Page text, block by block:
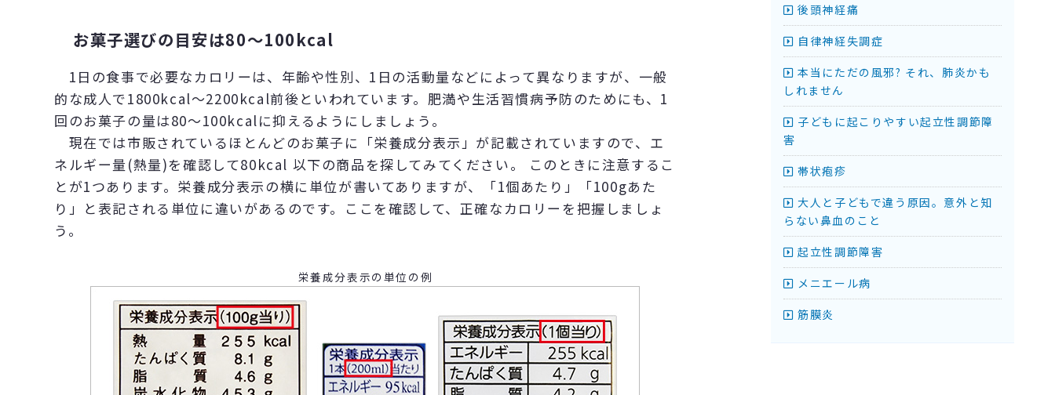
お菓子選びの目安は80～100kcal
1日の食事で必要なカロリーは、年齢や性別、1日の活動量などによって異なりますが、一般
的な成人で1800kcal～2200kcal前後といわれています。肥満や生活習慣病予防のためにも、1
回のお菓子の量は80～100kcalに抑えるようにしましょう。
現在では市販されているほとんどのお菓子に「栄養成分表示」が記載されていますので、エ
ネルギー量(熱量)を確認して80kcal 以下の商品を探してみてください。 このときに注意するこ
とが1つあります。栄養成分表示の横に単位が書いてありますが、「1個あたり」「100gあた
り」と表記される単位に違いがあるのです。ここを確認して、正確なカロリーを把握しましょ
う。
栄養成分表示の単位の例
後頭神経痛
自律神経失調症
本当にただの風邪? それ、肺炎かも
しれません
子どもに起こりやすい起立性調節障
害
帯状疱疹
大人と子どもで違う原因。意外と知
らない鼻血のこと
起立性調節障害
メニエール病
筋膜炎